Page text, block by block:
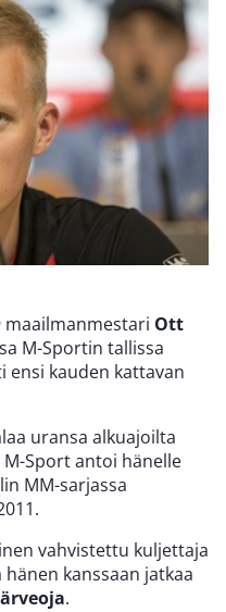
maailmanmestari Ott
M-Sportin tallissa
ensi kauden kattavan
uransa alkuajoilta
Sport antoi hänelle
MM-sarjassa
vahvistettu kuljettaja
kanssaan jatkaa
.